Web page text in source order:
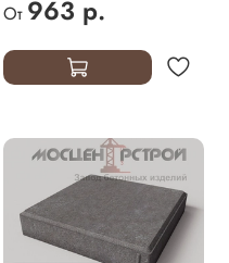
От 963 р.